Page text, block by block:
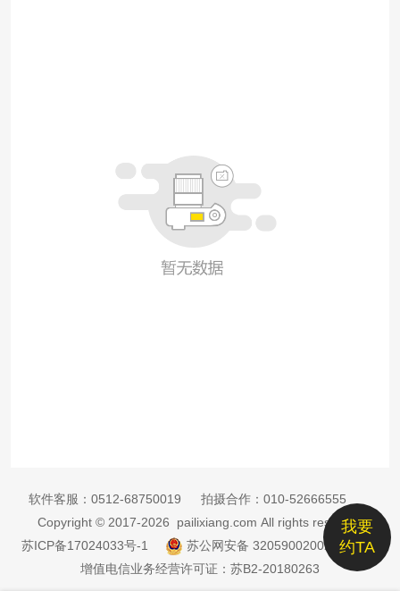
我要
约TA
软件客服： 0512-68750019 拍摄合作： 010-52666555
Copyright © 2017-2026 pailixiang.com All rights reserved
苏ICP备17024033号-1
苏公网安备 32059002002885号
增值电信业务经营许可证：苏B2-20180263